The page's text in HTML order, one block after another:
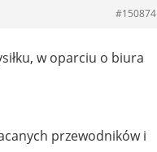
#150874
w oparciu o biura
przewodników i